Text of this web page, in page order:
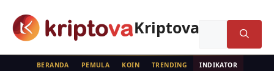
Kriptova
BERANDA PEMULA KOIN TRENDING INDIKATOR